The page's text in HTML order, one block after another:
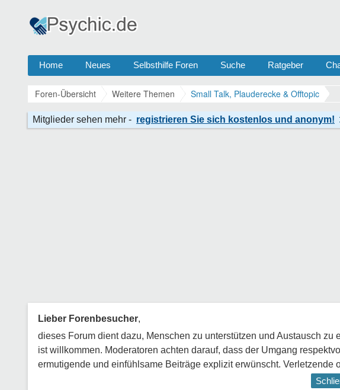
Home Neues Selbsthilfe Foren Suche Ratgeber
Foren-Übersicht Weitere Themen Small Talk, Plauderecke & Offtopic
Lieber Forenbesucher,
dieses Forum dient dazu, Menschen zu unterstützen und Austausch
ist willkommen. Moderatoren achten darauf, dass der Umgang
ermutigende und einfühlsame Beiträge explizit erwünscht. Verletzende